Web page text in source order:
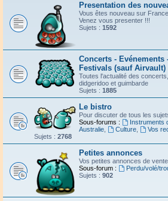
Presentation des
Vous êtes nouveau sur
Venez vous presenter !!!
Sujets : 1592
Concerts - Evénements
Festivals (sauf Airvault)
Toutes l'actualité des
didgeridoo et guimbarde
Sujets : 1885
Le bistro
Pour discuter de tous les
Sous-forums :
Instruments
Australie
Culture,
Vos
Sujets : 2768
Petites annonces
Vos petites annonces de
Sous-forum :
Perdu/volé/
Sujets : 902